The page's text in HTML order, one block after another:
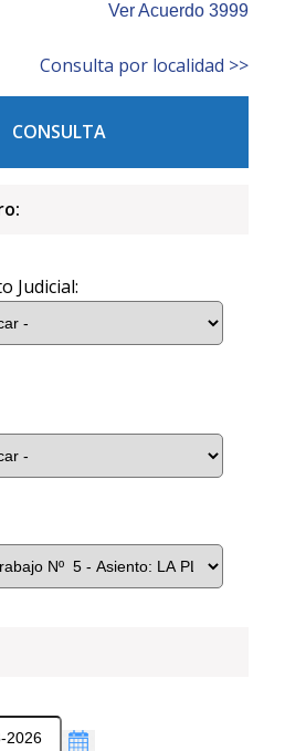
Ver Acuerdo 3999
Consulta por localidad >>
CONSULTA
Judicial: